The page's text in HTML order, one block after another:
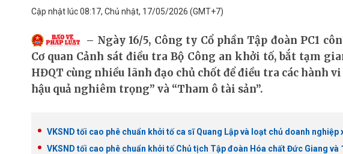
Cập nhật lúc 08:17, Chủ nhật, 17/05/2026 (GMT+7)
Ngày 16/5, Công ty Cổ phần Tập đoàn PC1
Cơ quan Cảnh sát điều tra Bộ Công an khởi tố, bắt tạm
HĐQT cùng nhiều lãnh đạo chủ chốt để điều tra các hành
hậu quả nghiêm trọng” và “Tham ô tài sản”.
VKSND tối cao phê chuẩn khởi tố ca sĩ Quang Lập và loạt chủ doanh
VKSND tối cao phê chuẩn khởi tố Chủ tịch Tập đoàn Hóa chất Đức Giang và